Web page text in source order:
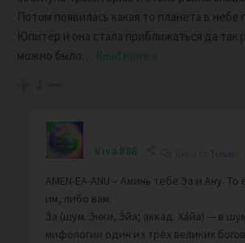
Потом появилась какая то планета в небе
Юпитер и она стала приближаться да так
можно было… Read more »
2
Viva888 Trevor
AMEN-EA-ANU – Аминь тебе Эа и Ану.
им, либо вам.
Э́а (шум. Э́нки, Э́йа; аккад. Ха́йа) — в
мифологии один из трёх великих